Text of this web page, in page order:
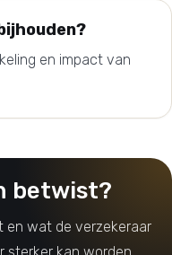
en impact van
betwist?
en wat de verzekeraar